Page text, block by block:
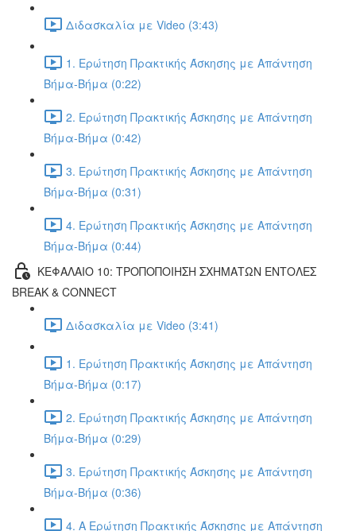
Διδασκαλία με Video (3:43)
1. Ερώτηση Πρακτικής Άσκησης με Απάντηση
Βήμα-Βήμα (0:22)
2. Ερώτηση Πρακτικής Άσκησης με Απάντηση
Βήμα-Βήμα (0:42)
3. Ερώτηση Πρακτικής Άσκησης με Απάντηση
Βήμα-Βήμα (0:31)
4. Ερώτηση Πρακτικής Άσκησης με Απάντηση
Βήμα-Βήμα (0:44)
ΚΕΦΑΛΑΙΟ 10: ΤΡΟΠΟΠΟΙΗΣΗ ΣΧΗΜΑΤΩΝ ΕΝΤΟΛΕΣ
BREAK & CONNECT
Διδασκαλία με Video (3:41)
1. Ερώτηση Πρακτικής Άσκησης με Απάντηση
Βήμα-Βήμα (0:17)
2. Ερώτηση Πρακτικής Άσκησης με Απάντηση
Βήμα-Βήμα (0:29)
3. Ερώτηση Πρακτικής Άσκησης με Απάντηση
Βήμα-Βήμα (0:36)
4. Α Ερώτηση Πρακτικής Άσκησης με Απάντηση